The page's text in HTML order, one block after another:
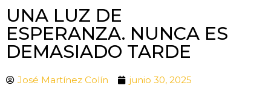
UNA LUZ DE
ESPERANZA. NUNCA ES
DEMASIADO TARDE
José Martínez Colín junio 30, 2025